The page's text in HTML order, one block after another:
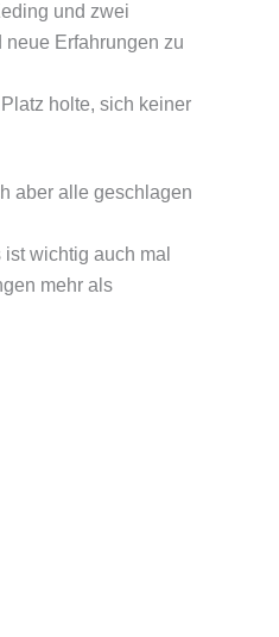
und zwei
Erfahrungen zu
holte, sich keiner
aber alle geschlagen
wichtig auch mal
mehr als